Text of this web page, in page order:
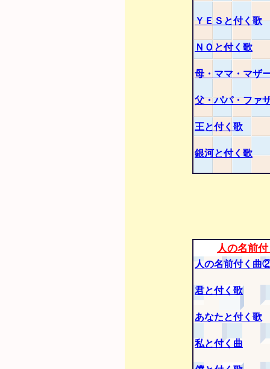
ＹＥＳと付く歌
ＮＯと付く歌
母・ママ・マザ
父・パパ・ファ
王と付く歌
銀河と付く歌
人の名前
人の名前付く曲
君と付く歌
あなたと付く歌
私と付く曲